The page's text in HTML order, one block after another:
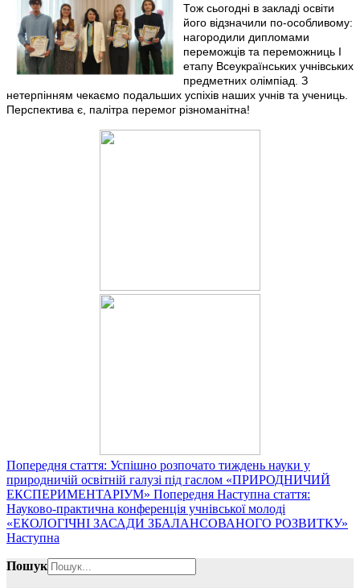
Тож сьогодні в закладі освіти
його відзначили по-особливому:
нагородили дипломами
переможців та переможниць І
етапу Всеукраїнських учнівських
предметних олімпіад. З
нетерпінням чекаємо подальших успіхів наших учнів та учениць.
Перспектива є, палітра перемог різноманітна!
Попередня стаття: Успішно розпочато тиждень науки у
природничій освітній галузі під гаслом «ПРИРОДНИЧИЙ
ЕКСПЕРИМЕНТАРІУМ» Попередня Наступна стаття:
Науково-практична конференція учнівської молоді
«ЕКОЛОГІЧНІ ЗАСАДИ ЗБАЛАНСОВАНОГО РОЗВИТКУ»
Наступна
Пошук